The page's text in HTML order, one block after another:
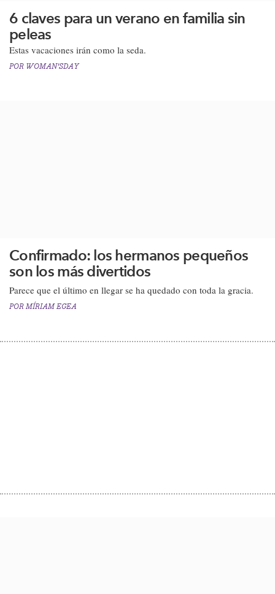
6 claves para un verano en familia sin
peleas
Estas vacaciones irán como la seda.​
POR WOMAN'SDAY
Confirmado: los hermanos pequeños
son los más divertidos
​Parece que el último en llegar se ha quedado con toda la gracia​.​
POR MÍRIAM EGEA